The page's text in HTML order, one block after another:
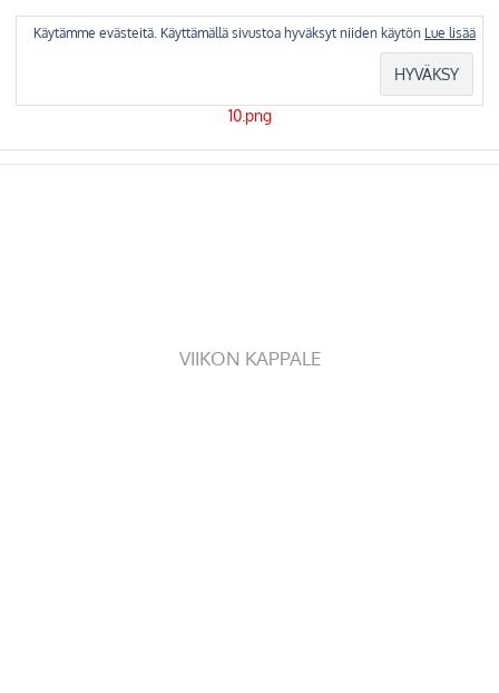
VIIKON KAPPALE
Käytämme evästeitä. Käyttämällä sivustoa hyväksyt niiden käytön Lue lisää